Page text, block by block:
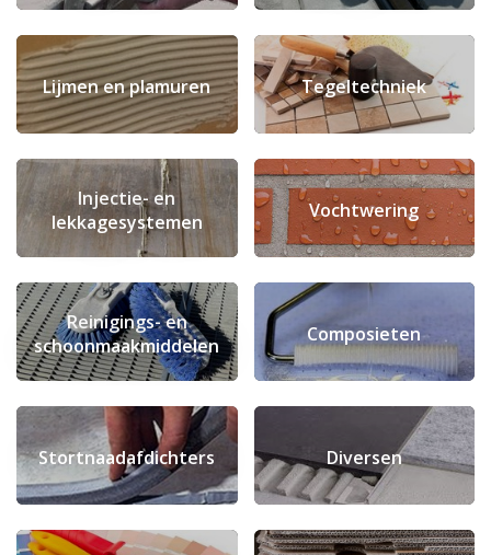
Lijmen en plamuren Tegeltechniek
Injectie- en
lekkagesystemen
Vochtwering
Reinigings- en
schoonmaakmiddelen
Composieten
Stortnaadafdichters Diversen